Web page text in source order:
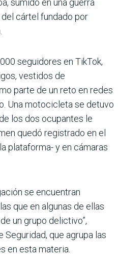
sumido en una guerra
cártel fundado por
seguidores en TikTok,
vestidos de
parte de un reto en redes
Una motocicleta se detuvo
los dos ocupantes le
quedó registrado en el
plataforma- y en cámaras
se encuentran
que en algunas de ellas
un grupo delictivo”,
que agrupa las
en esta materia.